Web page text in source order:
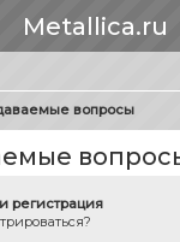
Metallica.ru
вопросы
регистрация